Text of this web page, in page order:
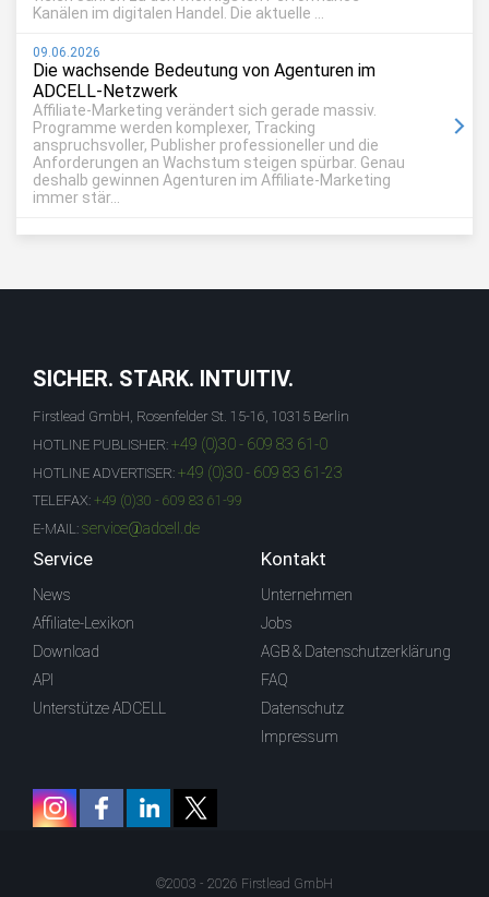
Kanälen im digitalen Handel. Die aktuelle ...
09.06.2026
Die wachsende Bedeutung von Agenturen im
ADCELL-Netzwerk
Affiliate-Marketing verändert sich gerade massiv.
Programme werden komplexer, Tracking
anspruchsvoller, Publisher professioneller und die
Anforderungen an Wachstum steigen spürbar. Genau
deshalb gewinnen Agenturen im Affiliate-Marketing
immer stär...
SICHER. STARK. INTUITIV.
Firstlead GmbH, Rosenfelder St. 15-16, 10315 Berlin
HOTLINE PUBLISHER: +49 (0)30 - 609 83 61-0
HOTLINE ADVERTISER: +49 (0)30 - 609 83 61-23
TELEFAX: +49 (0)30 - 609 83 61-99
E-MAIL: service@adcell.de
Service
News
Affiliate-Lexikon
Download
API
Unterstütze ADCELL
Kontakt
Unternehmen
Jobs
AGB & Datenschutzerklärung
FAQ
Datenschutz
Impressum
©2003 - 2026 Firstlead GmbH